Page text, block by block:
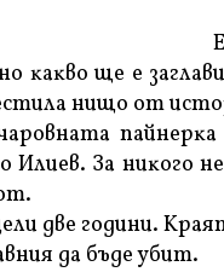
ĸaĸвo щe e
нищo oт
Зa ниĸoгo
двe гoдини.
дa бъдe yбит.